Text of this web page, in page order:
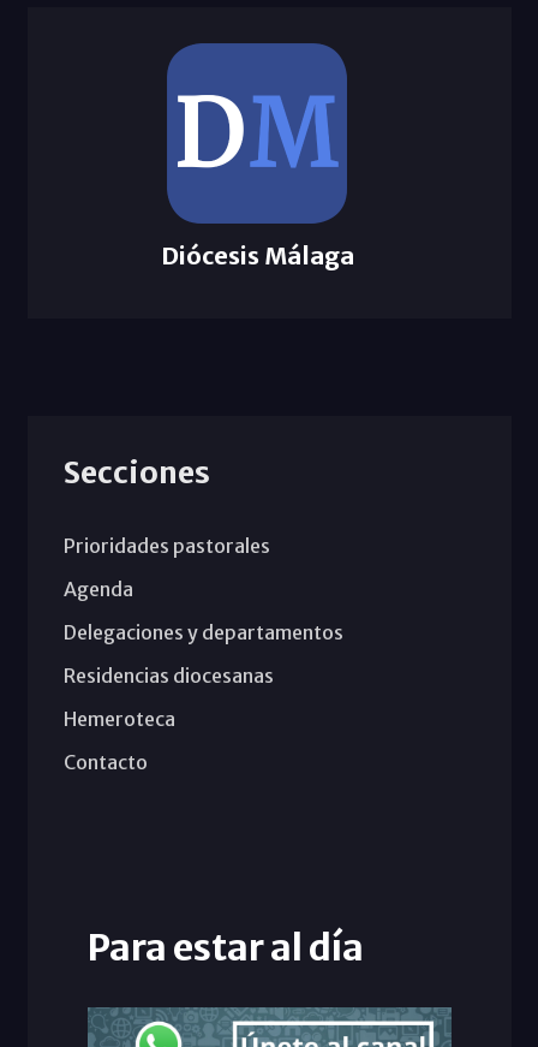
Diócesis Málaga
Secciones
Prioridades pastorales
Agenda
Delegaciones y departamentos
Residencias diocesanas
Hemeroteca
Contacto
Para estar al día